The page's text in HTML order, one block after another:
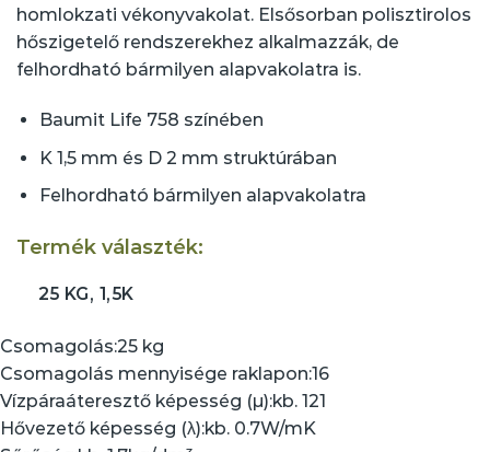
homlokzati vékonyvakolat. Elsősorban polisztirolos
hőszigetelő rendszerekhez alkalmazzák, de
felhordható bármilyen alapvakolatra is.
Baumit Life 758 színében
K 1,5 mm és D 2 mm struktúrában
Felhordható bármilyen alapvakolatra
Termék választék:
25 KG, 1,5K
Csomagolás:25 kg
Csomagolás mennyisége raklapon:16
Vízpáraáteresztő képesség (µ):kb. 121
Hővezető képesség (λ):kb. 0.7W/mK